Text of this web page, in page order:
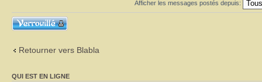
Afficher les messages postés depuis:
Sujet verrouillé
Retourner vers Blabla
QUI EST EN LIGNE